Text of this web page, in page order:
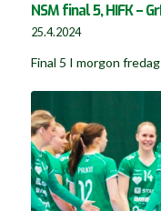
NSM final 5, HIFK –
25.4.2024
Final 5 I morgon